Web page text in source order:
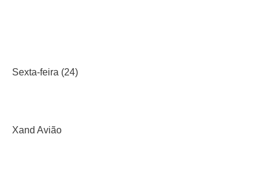
Sexta-feira (24)
Xand Avião